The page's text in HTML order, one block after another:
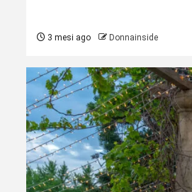
3 mesi ago Donnainside